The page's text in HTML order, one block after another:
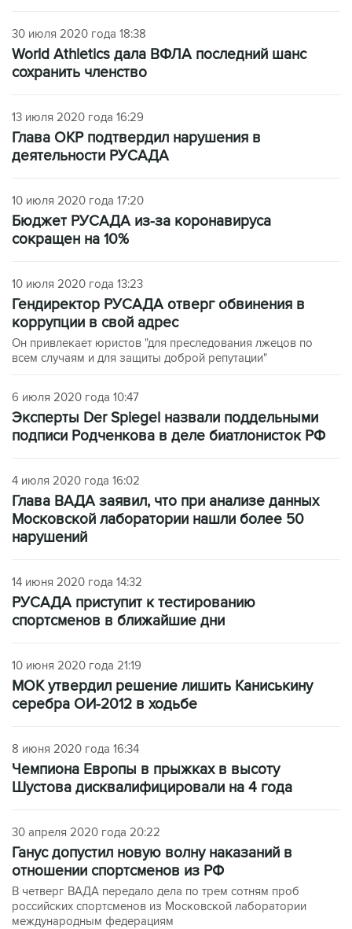
30 июля 2020 года 18:38
World Athletics дала ВФЛА последний шанс
сохранить членство
13 июля 2020 года 16:29
Глава ОКР подтвердил нарушения в
деятельности РУСАДА
10 июля 2020 года 17:20
Бюджет РУСАДА из-за коронавируса
сокращен на 10%
10 июля 2020 года 13:23
Гендиректор РУСАДА отверг обвинения в
коррупции в свой адрес
Он привлекает юристов "для преследования лжецов по
всем случаям и для защиты доброй репутации"
6 июля 2020 года 10:47
Эксперты Der Spiegel назвали поддельными
подписи Родченкова в деле биатлонисток РФ
4 июля 2020 года 16:02
Глава ВАДА заявил, что при анализе данных
Московской лаборатории нашли более 50
нарушений
14 июня 2020 года 14:32
РУСАДА приступит к тестированию
спортсменов в ближайшие дни
10 июня 2020 года 21:19
МОК утвердил решение лишить Каниськину
серебра ОИ-2012 в ходьбе
8 июня 2020 года 16:34
Чемпиона Европы в прыжках в высоту
Шустова дисквалифицировали на 4 года
30 апреля 2020 года 20:22
Ганус допустил новую волну наказаний в
отношении спортсменов из РФ
В четверг ВАДА передало дела по трем сотням проб
российских спортсменов из Московской лаборатории
международным федерациям